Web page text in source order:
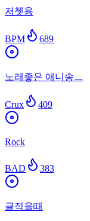
저쳇용
BPM 689
노래좋은 애니송ㅡ
Crux 409
Rock
BAD 383
글적을때